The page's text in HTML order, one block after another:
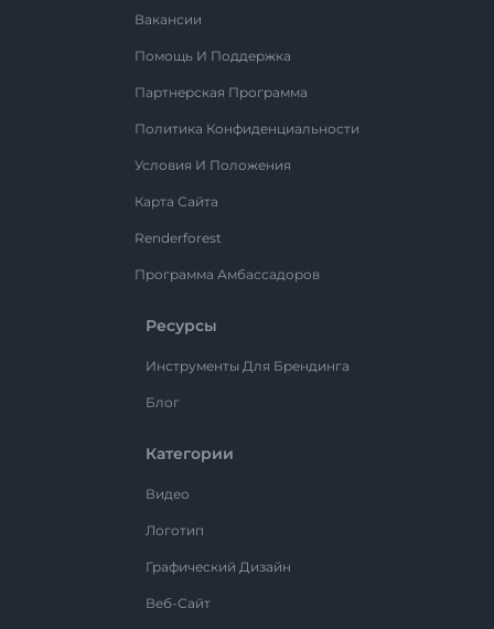
Вакансии
Помощь И Поддержка
Партнерская Программа
Политика Конфиденциальности
Условия И Положения
Карта Сайта
Renderforest
Программа Амбассадоров
Ресурсы
Инструменты Для Брендинга
Блог
Категории
Видео
Логотип
Графический Дизайн
Веб-Сайт